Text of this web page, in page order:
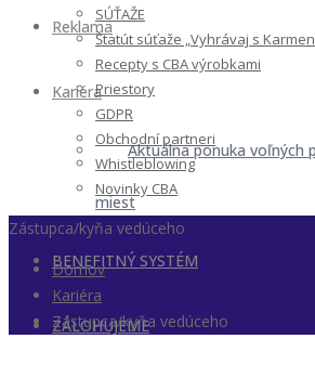
Reklama
Kariéra
Aktuálna ponuka voľných
miest
BENEFITNÝ SYSTÉM
ZÁLOHUJEME
SÚŤAŽE
Štatút súťaže „Vyhrávaj s
Recepty s CBA výrobkami
Priestory
GDPR
Obchodní partneri
Whistleblowing
Novinky CBA
Zástupca/kyňa vedúceho
Domov
Kariéra
Zástupca/kyňa vedúceho